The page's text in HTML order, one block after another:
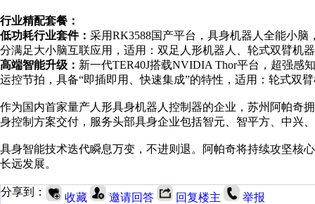
行业精配套餐：
低功耗行业套件： 采用RK3588国产平台，具身机器人全能小
分满足大小脑互联应用，适用：双足人形机器人、轮式双臂机
高端智能升级： 新一代TER40J搭载NVIDIA Thor平台，超强感
运控节拍，具备“即插即用、快速集成”的特性，适用：轮式双
作为国内首家量产人形具身机器人控制器的企业，苏州阿帕奇
身控制方案交付，服务头部具身企业包括智元、智平方、中兴
具身智能技术迭代瞬息万变，不进则退。阿帕奇将持续攻坚核
长远发展。
分享到： 收藏 邀请回答 回复楼主 举报